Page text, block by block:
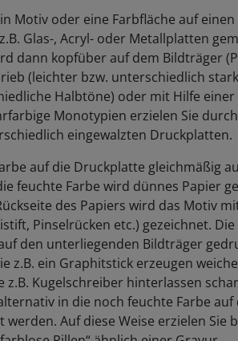
Motiv oder eine Farbfläche auf einen
Glas-, Acryl- oder Metallplatten
dann kopfüber auf dem Bildträger
(leichter bzw. unterschiedlich
Halbtöne) oder mit Hilfe einer
Monotypien erzielen Sie
eingewalzten Druckplatten.
auf die Druckplatte gleichmäßig
feuchte Farbe wird dünnes Papier
des Papiers wird das Motiv
Pinselrücken etc.) gezeichnet.
den unterliegenden Bildträger
z.B. ein Graphitstick erzeugen
z.B. Kugelschreiber hinterlassen
in die noch feuchte Farbe auf
werden. Auf diese Weise erzielen Sie
Rillen“ ähnlich einer Gravur.